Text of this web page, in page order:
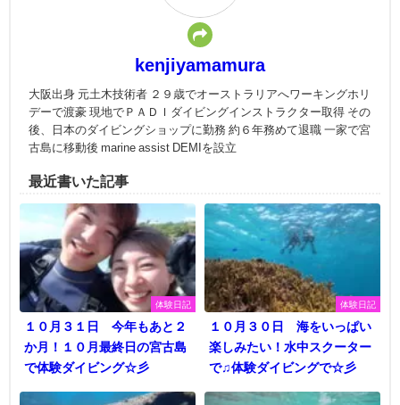
kenjiyamamura
大阪出身 元土木技術者 ２９歳でオーストラリアへワーキングホリ
デーで渡豪 現地でＰＡＤＩダイビングインストラクター取得 その
後、日本のダイビングショップに勤務 約６年務めて退職 一家で宮
古島に移動後 marine assist DEMIを設立
最近書いた記事
体験日記
１０月３１日 今年もあと２
か月！１０月最終日の宮古島
で体験ダイビング☆彡
体験日記
１０月３０日 海をいっぱい
楽しみたい！水中スクーター
で♫体験ダイビングで☆彡